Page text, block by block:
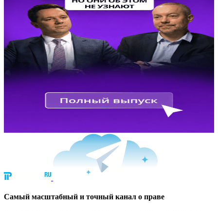
Cамый масштабный и точный канал о праве